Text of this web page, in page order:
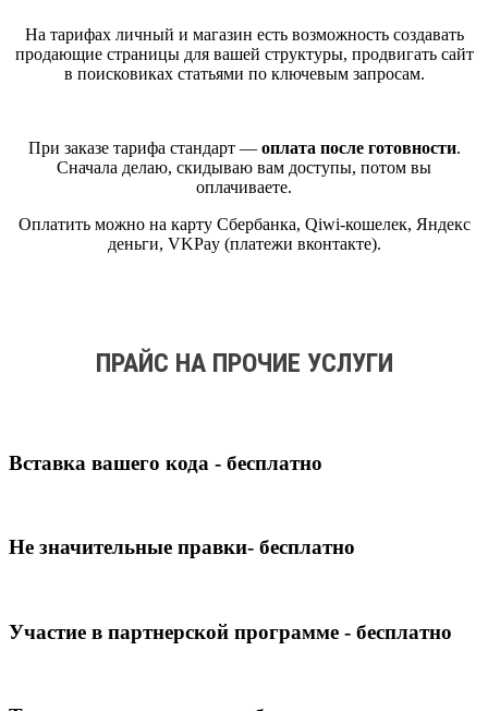
На тарифах личный и магазин есть возможность создавать
продающие страницы для вашей структуры, продвигать сайт
в поисковиках статьями по ключевым запросам.
При заказе тарифа стандарт — оплата после готовности.
Сначала делаю, скидываю вам доступы, потом вы
оплачиваете.
Оплатить можно на карту Сбербанка, Qiwi-кошелек, Яндекс
деньги, VKPay (платежи вконтакте).
ПРАЙС НА ПРОЧИЕ УСЛУГИ
Вставка вашего кода - бесплатно
Не значительные правки- бесплатно
Участие в партнерской программе - бесплатно